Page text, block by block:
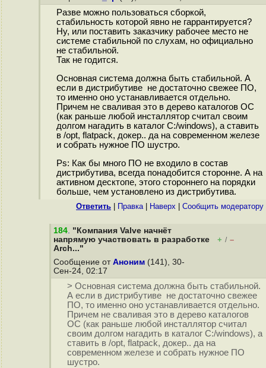
Разве можно пользоваться сборкой,
стабильность которой явно не гаррантируется?
Ну, или поставить заказчику рабочее место не
системе стабильной по слухам, но официально
не стабильной.
Так не годится.
Основная система должна быть стабильной. А
если в дистрибутиве не достаточно свежее ПО,
то именно оно устанавливается отдельно.
Причем не сваливая это в дерево каталогов ОС
(как раньше любой инсталлятор считал своим
долгом нагадить в каталог С:/windows), а ставить
в /opt, flatpaсk, докер.. да на современном железе
и собрать нужное ПО шустро.
Ps: Как бы много ПО не входило в состав
дистрибутива, всегда понадобится сторонне. А на
активном десктопе, этого стороннего на порядки
больше, чем установлено из дистрибутива.
Ответить Правка| Наверх Cообщить модератору
184. "Компания Valve начнёт
напрямую участвовать в разработке
Arch..."
+ / –
Сообщение от Аноним (141), 30-
Сен-24, 02:17
> Основная система должна быть стабильной.
А если в дистрибутиве не достаточно свежее
ПО, то именно оно устанавливается отдельно.
Причем не сваливая это в дерево каталогов
ОС (как раньше любой инсталлятор считал
своим долгом нагадить в каталог С:/windows), а
ставить в /opt, flatpaсk, докер.. да на
современном железе и собрать нужное ПО
шустро.